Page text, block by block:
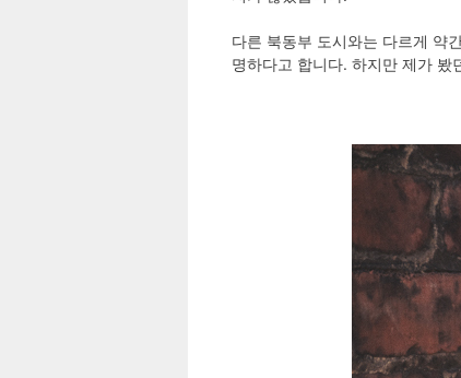
다른 북동부 도시와는 다르게 약
명하다고 합니다. 하지만 제가